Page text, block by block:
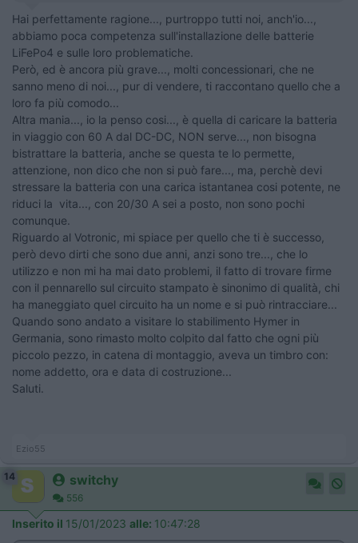
Hai perfettamente ragione..., purtroppo tutti noi, anch'io...,
abbiamo poca competenza sull'installazione delle batterie
LiFePo4 e sulle loro problematiche.
Però, ed è ancora più grave..., molti concessionari, che ne
sanno meno di noi..., pur di vendere, ti raccontano quello che a
loro fa più comodo...
Altra mania..., io la penso cosi..., è quella di caricare la batteria
in viaggio con 60 A dal DC-DC, NON serve..., non bisogna
bistrattare la batteria, anche se questa te lo permette,
attenzione, non dico che non si può fare..., ma, perchè devi
stressare la batteria con una carica istantanea cosi potente, ne
riduci la vita..., con 20/30 A sei a posto, non sono pochi
comunque.
Riguardo al Votronic, mi spiace per quello che ti è successo,
però devo dirti che sono due anni, anzi sono tre..., che lo
utilizzo e non mi ha mai dato problemi, il fatto di trovare firme
con il pennarello sul circuito stampato è sinonimo di qualità, chi
ha maneggiato quel circuito ha un nome e si può rintracciare...
Quando sono andato a visitare lo stabilimento Hymer in
Germania, sono rimasto molto colpito dal fatto che ogni più
piccolo pezzo, in catena di montaggio, aveva un timbro con:
nome addetto, ora e data di costruzione...
Saluti.
Ezio55
14 switchy
556
Inserito il 15/01/2023 alle: 10:47:28